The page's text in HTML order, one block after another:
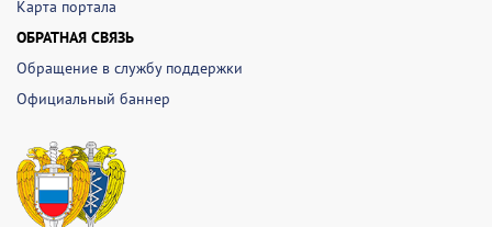
Карта портала
ОБРАТНАЯ СВЯЗЬ
Обращение в службу поддержки
Официальный баннер